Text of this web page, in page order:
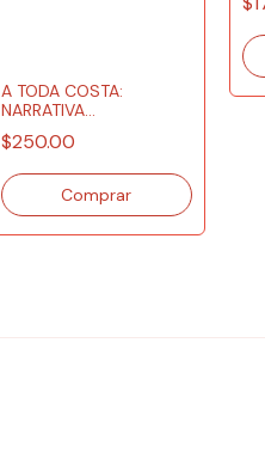
A TODA COSTA:
NARRATIVA
PUERTORRIQUELA
CONTEMPORÁNEA
$250.00